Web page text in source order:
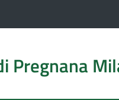
Pregnana